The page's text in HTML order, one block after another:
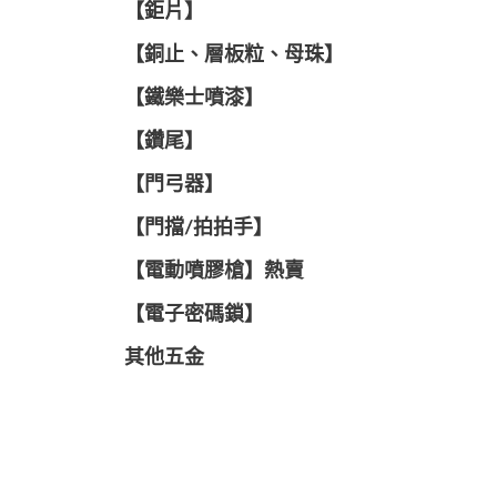
【鉅片】
【銅止、層板粒、母珠】
【鐵樂士噴漆】
【鑽尾】
【門弓器】
【門擋/拍拍手】
【電動噴膠槍】熱賣
【電子密碼鎖】
其他五金